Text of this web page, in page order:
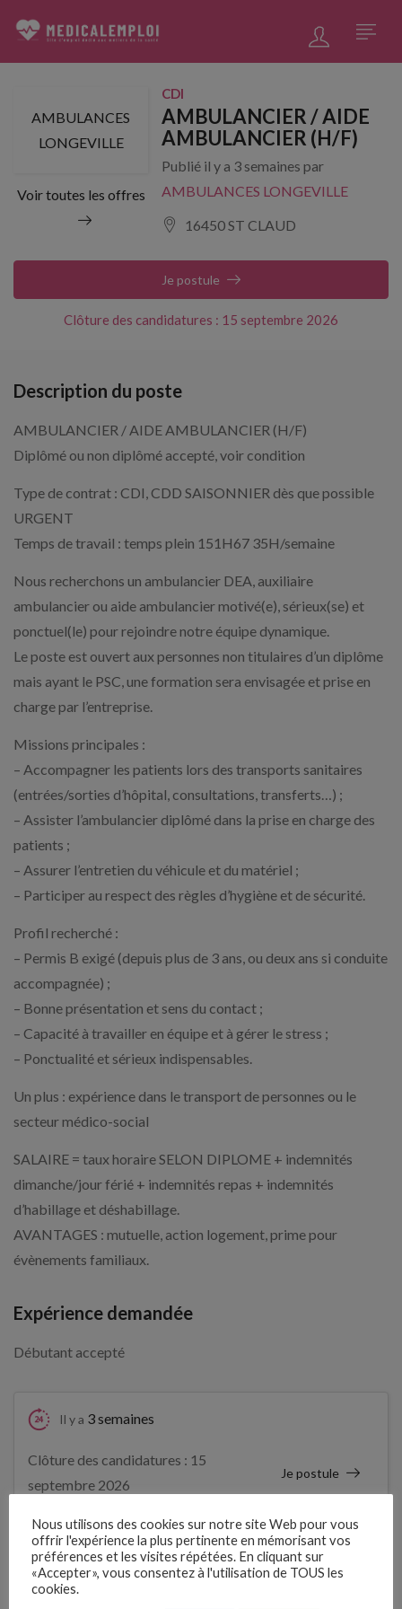
AMBULANCES
LONGEVILLE
Voir toutes les offres
CDI
AMBULANCIER / AIDE
AMBULANCIER (H/F)
Publié il y a 3 semaines par
AMBULANCES LONGEVILLE
16450 ST CLAUD
Clôture des candidatures : 15 septembre 2026
Je postule
Description du poste
AMBULANCIER / AIDE AMBULANCIER (H/F)
Diplômé ou non diplômé accepté, voir condition
Type de contrat : CDI, CDD SAISONNIER dès que possible
URGENT
Temps de travail : temps plein 151H67 35H/semaine
Nous recherchons un ambulancier DEA, auxiliaire
ambulancier ou aide ambulancier motivé(e), sérieux(se) et
ponctuel(le) pour rejoindre notre équipe dynamique.
Le poste est ouvert aux personnes non titulaires d’un diplôme
mais ayant le PSC, une formation sera envisagée et prise en
charge par l’entreprise.
Missions principales :
– Accompagner les patients lors des transports sanitaires
(entrées/sorties d’hôpital, consultations, transferts…) ;
– Assister l’ambulancier diplômé dans la prise en charge des
patients ;
– Assurer l’entretien du véhicule et du matériel ;
– Participer au respect des règles d’hygiène et de sécurité.
Profil recherché :
– Permis B exigé (depuis plus de 3 ans, ou deux ans si conduite
accompagnée) ;
– Bonne présentation et sens du contact ;
– Capacité à travailler en équipe et à gérer le stress ;
– Ponctualité et sérieux indispensables.
Un plus : expérience dans le transport de personnes ou le
secteur médico-social
SALAIRE = taux horaire SELON DIPLOME + indemnités
dimanche/jour férié + indemnités repas + indemnités
d’habillage et déshabillage.
AVANTAGES : mutuelle, action logement, prime pour
évènements familiaux.
Expérience demandée
Débutant accepté
Il y a 3 semaines
Clôture des candidatures : 15
septembre 2026
Je postule
Détails de l’offre
Nous utilisons des cookies sur notre site Web pour vous
offrir l'expérience la plus pertinente en mémorisant vos
préférences et les visites répétées. En cliquant sur
«Accepter», vous consentez à l'utilisation de TOUS les
cookies.